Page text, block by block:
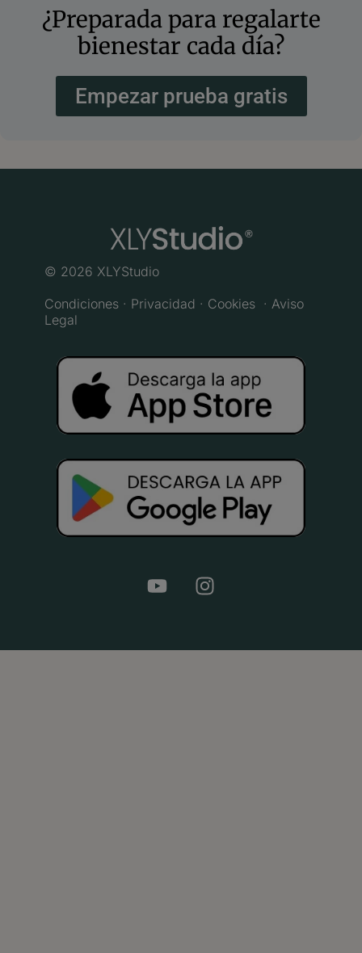
¿Preparada para regalarte
bienestar cada día?
Empezar prueba gratis
© 2026 XLYStudio
Condiciones · Privacidad · Cookies · Aviso
Legal